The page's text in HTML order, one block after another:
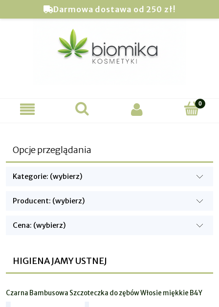
Darmowa dostawa od 250 zł!
Opcje przeglądania
Kategorie: (wybierz)
Producent: (wybierz)
Cena: (wybierz)
HIGIENA JAMY USTNEJ
Czarna Bambusowa Szczoteczka do zębów Włosie miękkie B4Y